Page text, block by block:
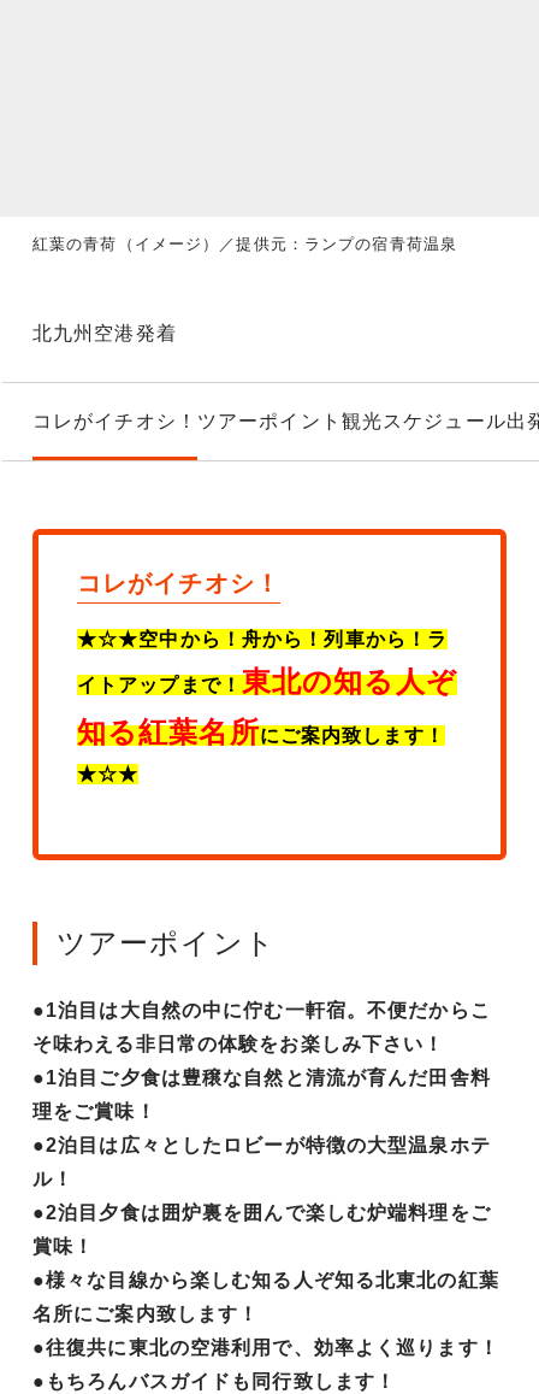
紅葉の青荷（イメージ）／提供元：ランプの宿青荷温泉
北九州空港発着
コレがイチオシ！ ツアーポイント 観光スケジュール出
コレがイチオシ！
★☆★空中から！舟から！列車から！ラ
イトアップまで！ 東北の知る人ぞ
知る紅葉名所にご案内致します！
★☆★
ツアーポイント
●1泊目は大自然の中に佇む一軒宿。不便だからこ
そ味わえる非日常の体験をお楽しみ下さい！
●1泊目ご夕食は豊穣な自然と清流が育んだ田舎料
理をご賞味！
●2泊目は広々としたロビーが特徴の大型温泉ホテ
ル！
●2泊目夕食は囲炉裏を囲んで楽しむ炉端料理をご
賞味！
●様々な目線から楽しむ知る人ぞ知る北東北の紅葉
名所にご案内致します！
●往復共に東北の空港利用で、効率よく巡ります！
●もちろんバスガイドも同行致します！